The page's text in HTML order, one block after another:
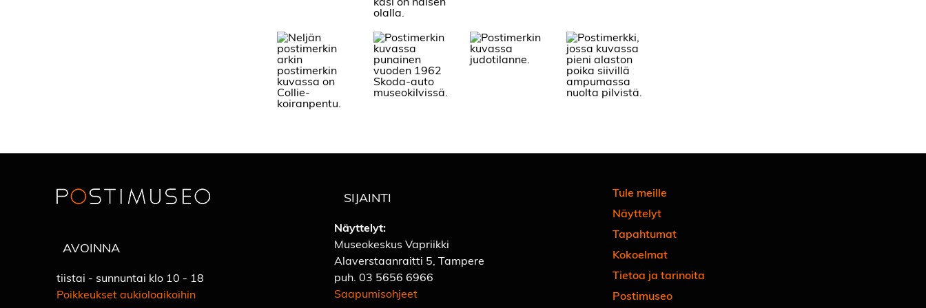
AVOINNA
tiistai - sunnuntai klo 10 - 18
Poikkeukset aukioloaikoihin
SIJAINTI
Näyttelyt:
Museokeskus Vapriikki
Alaverstaanraitti 5, Tampere
puh.03 5656 6966
Saapumisohjeet
Tule meille
Näyttelyt
Tapahtumat
Kokoelmat
Tietoa ja tarinoita
Postimuseo